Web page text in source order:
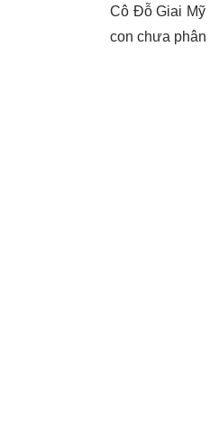
Cô Đỗ Giai Mỹ
con chưa